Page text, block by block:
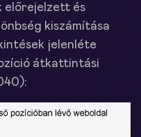
előrejelzett és
kiszámítása
jelenléte
átkattintási